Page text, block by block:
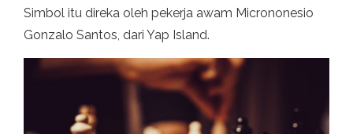
Simbol itu direka oleh pekerja awam Micrononesio
Gonzalo Santos, dari Yap Island.